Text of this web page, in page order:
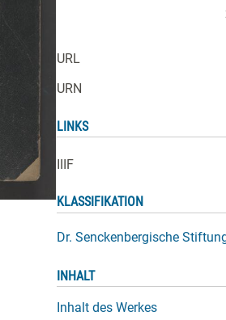
URL
URN
LINKS
IIIF
KLASSIFIKATION
Dr. Senckenbergische
INHALT
Inhalt des Werkes